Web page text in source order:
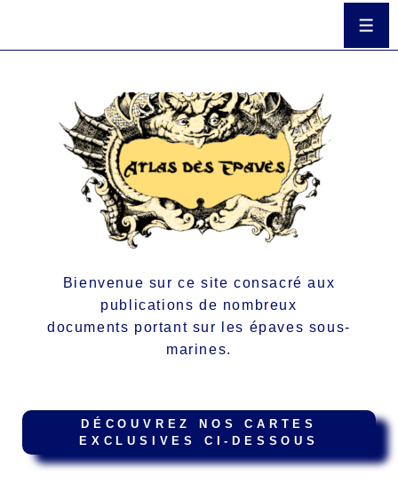
Bienvenue sur ce site consacré aux
publications de nombreux
documents portant sur les épaves sous-
marines.
DÉCOUVREZ NOS CARTES
EXCLUSIVES CI-DESSOUS